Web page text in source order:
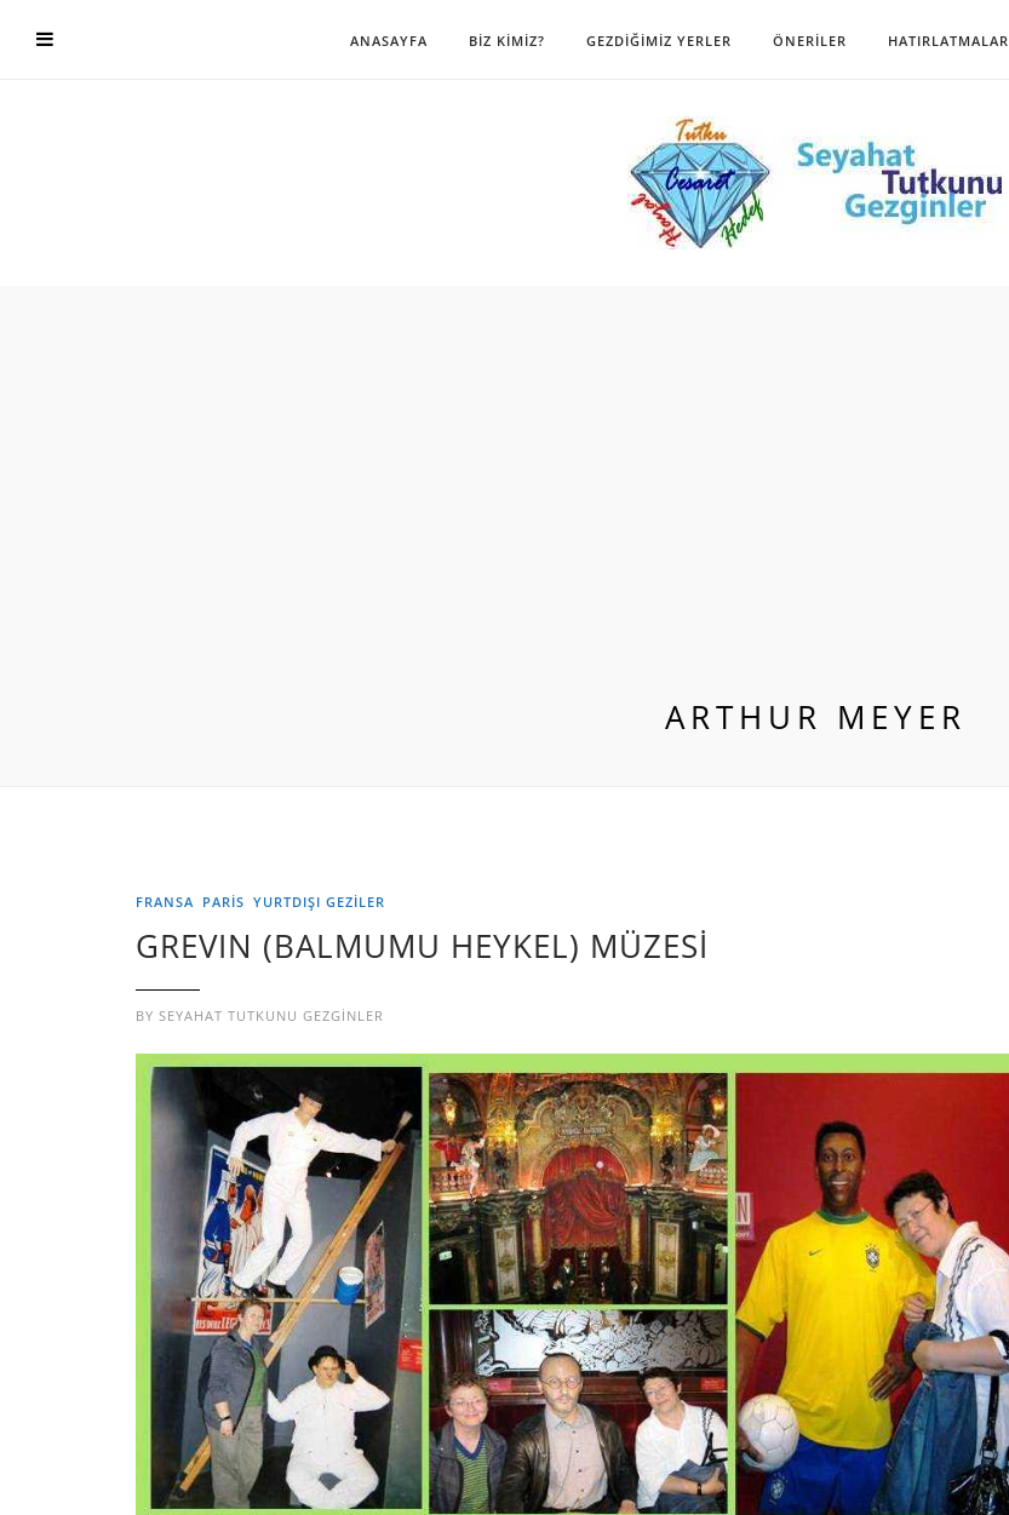
ANASAYFA BİZ KİMİZ? GEZDIĞIMIZ YERLER ÖNERILER HATIRLATMALAR
ARTHUR MEYER
FRANSA PARİS YURTDIŞI GEZILER
GREVIN (BALMUMU HEYKEL) MÜZESİ
BY SEYAHAT TUTKUNU GEZGINLER